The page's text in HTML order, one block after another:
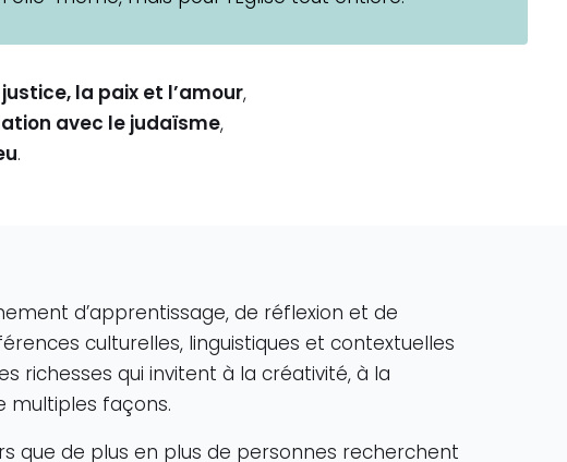
justice, la paix et l’amour,
avec le judaïsme,
.
d’apprentissage, de réflexion et de
culturelles, linguistiques et contextuelles
richesses qui invitent à la créativité, à la
multiples façons.
que de plus en plus de personnes recherchent